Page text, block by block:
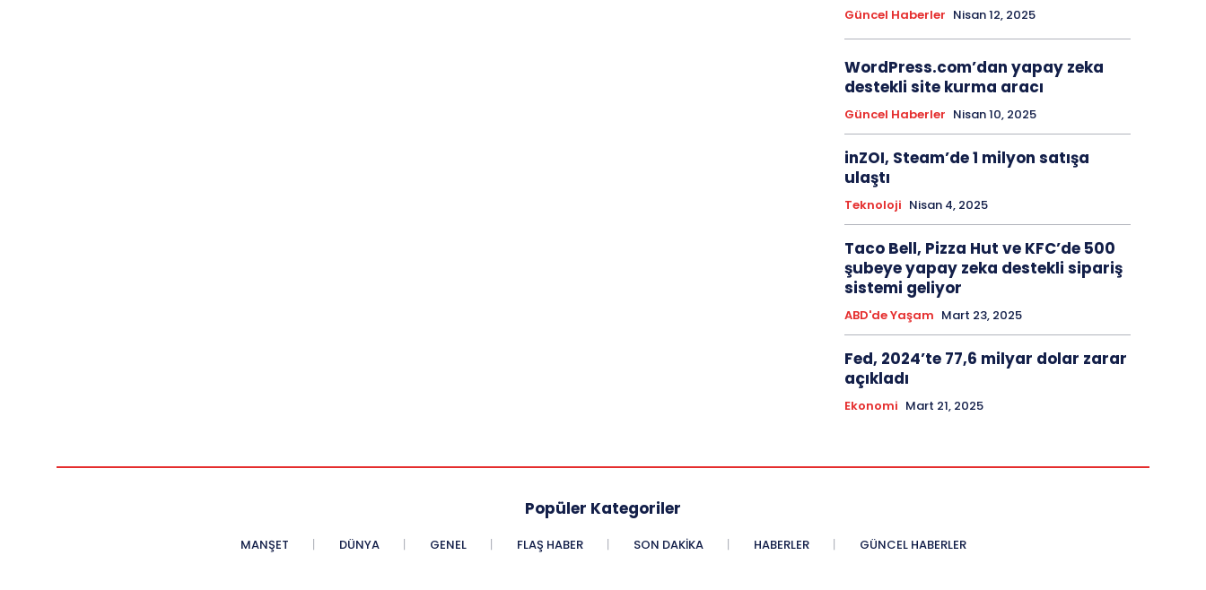
Güncel Haberler Nisan 12, 2025
WordPress.com’dan yapay zeka
destekli site kurma aracı
Güncel Haberler Nisan 10, 2025
inZOI, Steam’de 1 milyon satışa
ulaştı
Teknoloji Nisan 4, 2025
Taco Bell, Pizza Hut ve KFC’de 500
şubeye yapay zeka destekli sipariş
sistemi geliyor
ABD'de Yaşam Mart 23, 2025
Fed, 2024’te 77,6 milyar dolar zarar
açıkladı
Ekonomi Mart 21, 2025
Popüler Kategoriler
MANŞET DÜNYA GENEL FLAŞ HABER SON DAKIKA HABERLER GÜNCEL HABERLER